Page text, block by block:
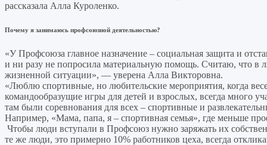
рассказала Алла Куроленко.
Почему я занимаюсь профсоюзной деятельностью?
«У Профсоюза главное назначение – социальная защита и
и ни разу не попросила материальную помощь. Считаю, что
жизненной ситуации», — уверена Алла Викторовна.
«Люблю спортивные, но любительские мероприятия, когда
командообразущие игры для детей и взрослых, всегда много
там были соревнования для всех – спортивные и
Например, «Мама, папа, я – спортивная семья», где меньше
Чтобы люди вступали в Профсоюз нужно заряжать их
те же люди, это примерно 10% работников цеха, всегда